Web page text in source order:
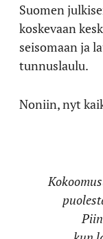
Suomen
koskevaan
seisomaan ja
tunnuslaulu.
Noniin, nyt